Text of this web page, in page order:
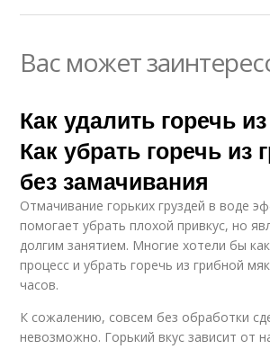
Вас может
Как удалить горечь
Как убрать горечь из
без замачивания
Отмачивание горьких груздей в воде
помогает убрать плохой привкус, но
долгим занятием. Многие хотели бы
процесс и убрать горечь из грибной
часов.
К сожалению, совсем без обработки
невозможно. Горький вкус зависит от